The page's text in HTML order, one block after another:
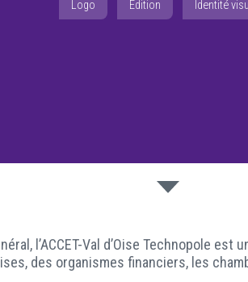
Logo Edition Identité
l’ACCET-Val d’Oise Technopole
des organismes financiers, les